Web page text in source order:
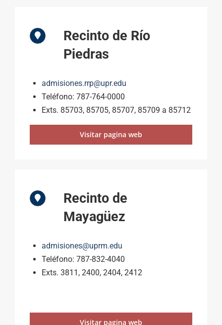
Recinto de Río
Piedras
admisiones.rrp@upr.edu
Teléfono: 787-764-0000
Exts. 85703, 85705, 85707, 85709 a 85712
Visitar pagina web
Recinto de
Mayagüez
admisiones@uprm.edu
Teléfono: 787-832-4040
Exts. 3811, 2400, 2404, 2412
Visitar pagina web